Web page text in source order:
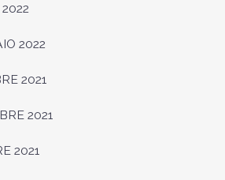
2022
2021
2021
2021